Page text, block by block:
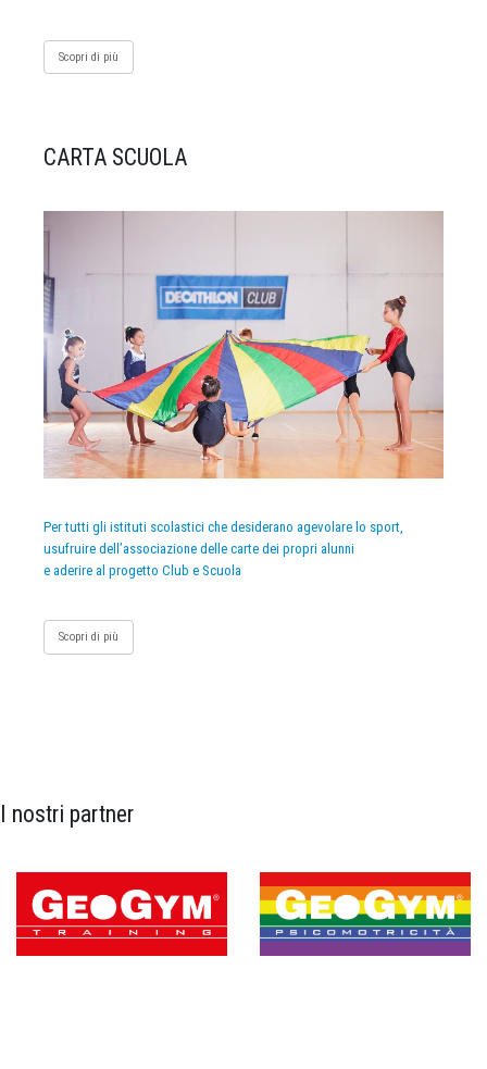
Scopri di più
CARTA SCUOLA
Per tutti gli istituti scolastici che desiderano agevolare lo sport,
usufruire dell’associazione delle carte dei propri alunni
e aderire al progetto Club e Scuola
Scopri di più
I nostri partner